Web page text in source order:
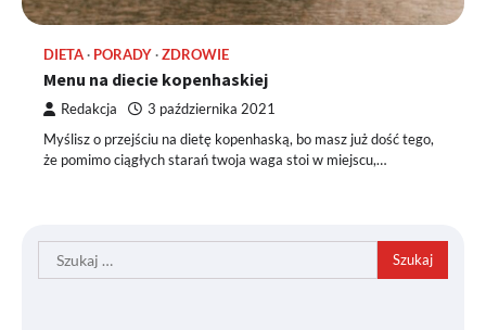
DIETA PORADY ZDROWIE
Menu na diecie kopenhaskiej
Redakcja 3 października 2021
Myślisz o przejściu na dietę kopenhaską, bo masz już dość tego,
że pomimo ciągłych starań twoja waga stoi w miejscu,…
Szukaj: